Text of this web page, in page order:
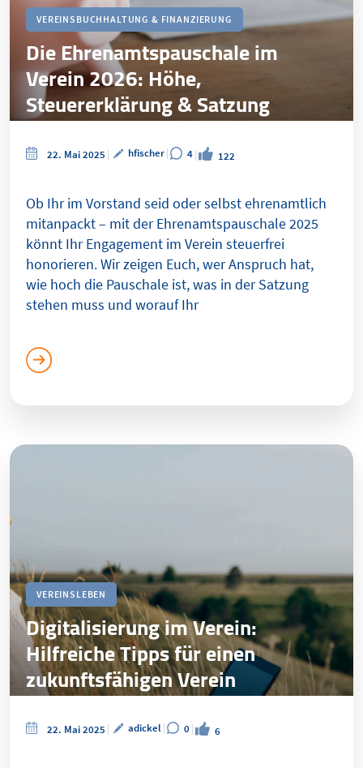
VEREINSBUCHHALTUNG & FINANZIERUNG
Die Ehrenamtspauschale im
Verein 2026: Höhe,
Steuererklärung & Satzung
einfach erklärt
22. Mai 2025 hfischer 4 122
Ob Ihr im Vorstand seid oder selbst ehrenamtlich
mitanpackt – mit der Ehrenamtspauschale 2025
könnt Ihr Engagement im Verein steuerfrei
honorieren. Wir zeigen Euch, wer Anspruch hat,
wie hoch die Pauschale ist, was in der Satzung
stehen muss und worauf Ihr
VEREINSLEBEN
Digitalisierung im Verein:
Hilfreiche Tipps für einen
zukunftsfähigen Verein
22. Mai 2025 adickel 0 6